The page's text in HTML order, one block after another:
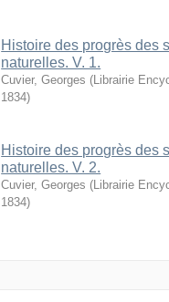
Histoire des progrès des
naturelles. V. 1.
Cuvier, Georges ( Librairie
1834)
Histoire des progrès des
naturelles. V. 2.
Cuvier, Georges ( Librairie
1834)